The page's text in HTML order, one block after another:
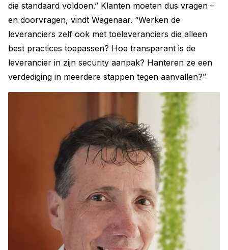
die standaard voldoen.” Klanten moeten dus vragen –
en doorvragen, vindt Wagenaar. “Werken de
leveranciers zelf ook met toeleveranciers die alleen
best practices toepassen? Hoe transparant is de
leverancier in zijn security aanpak? Hanteren ze een
verdediging in meerdere stappen tegen aanvallen?”